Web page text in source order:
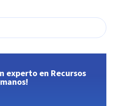
experto en Recursos